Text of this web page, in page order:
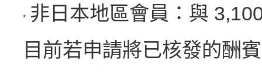
* 非日本地區會員：與
目前若申請將已核發的酬